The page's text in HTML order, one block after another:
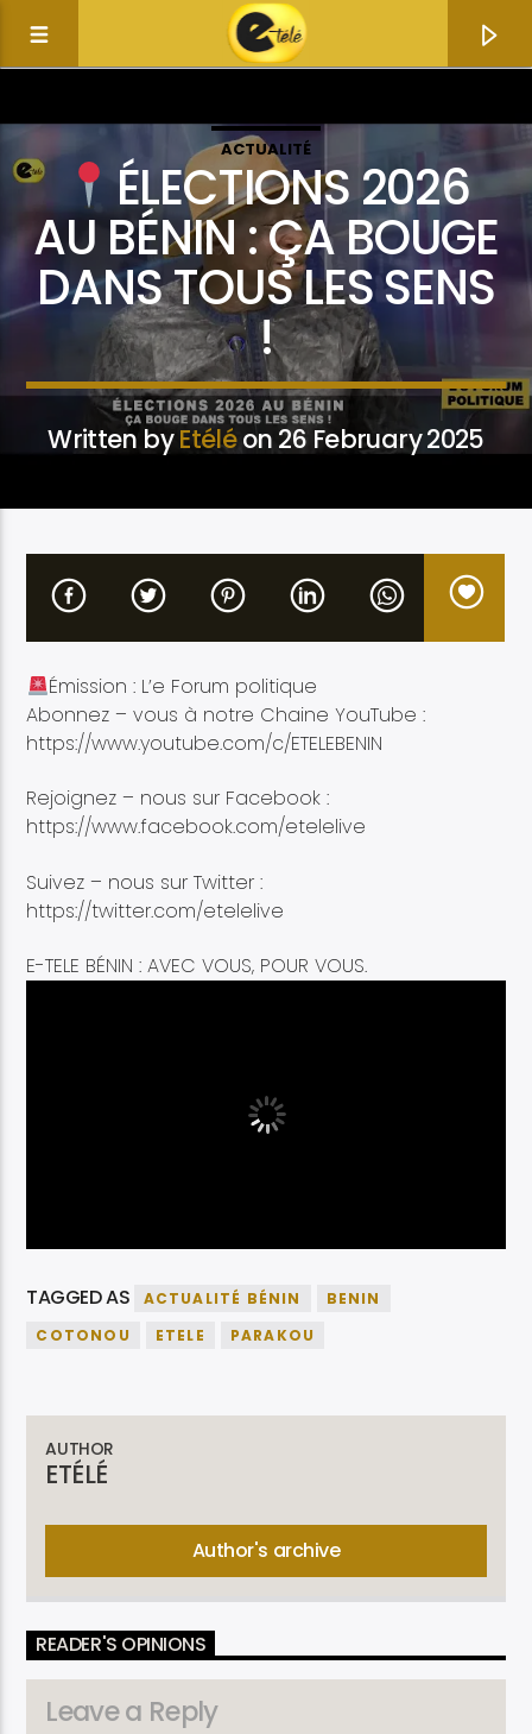
Current track
Artist
Etele en direct
ACTUALITÉ
ÉLECTIONS 2026
AU BÉNIN : ÇA BOUGE
DANS TOUS LES SENS
!
Written byEtéléon 26 February 2025
Émission : L’e Forum politique
Abonnez – vous à notre Chaine YouTube :
https://www.youtube.com/c/ETELEBENIN
Rejoignez – nous sur Facebook :
https://www.facebook.com/etelelive
Suivez – nous sur Twitter :
https://twitter.com/etelelive
E-TELE BÉNIN : AVEC VOUS, POUR VOUS.
TAGGED AS ACTUALITÉ BÉNIN
BENIN
COTONOU
ETELE PARAKOU
AUTHOR
ETÉLÉ
Author's archive
READER'S OPINIONS
Leave a Reply